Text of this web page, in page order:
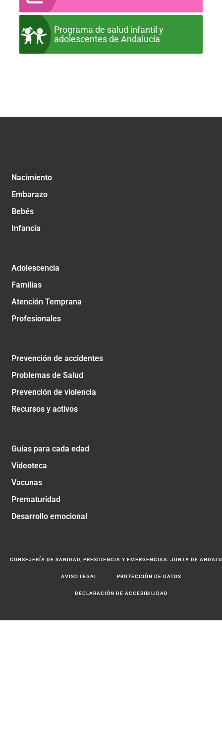
Programa de salud infantil y
adolescentes de Andalucía
Nacimiento
Embarazo
Bebés
Infancia
Adolescencia
Familias
Atención Temprana
Profesionales
Prevención de accidentes
Problemas de Salud
Prevención de violencia
Recursos y activos
Guías para cada edad
Videoteca
Vacunas
Prematuridad
Desarrollo emocional
CONSEJERÍA DE SANIDAD, PRESIDENCIA Y EMERGENCIAS. JUNTA DE
AVISO LEGAL PROTECCIÓN DE DATOS
DECLARACIÓN DE ACCESIBILIDAD